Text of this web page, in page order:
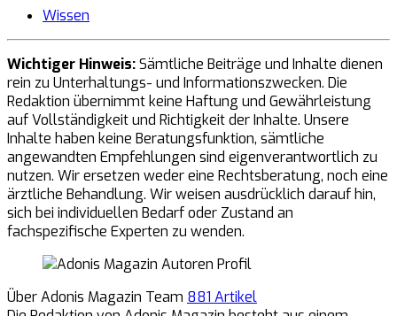
Wissen
Wichtiger Hinweis:Sämtliche Beiträge und Inhalte dienen
rein zu Unterhaltungs- und Informationszwecken. Die
Redaktion übernimmt keine Haftung und Gewährleistung
auf Vollständigkeit und Richtigkeit der Inhalte. Unsere
Inhalte haben keine Beratungsfunktion, sämtliche
angewandten Empfehlungen sind eigenverantwortlich zu
nutzen. Wir ersetzen weder eine Rechtsberatung, noch eine
ärztliche Behandlung. Wir weisen ausdrücklich darauf hin,
sich bei individuellen Bedarf oder Zustand an
fachspezifische Experten zu wenden.
Über Adonis Magazin Team 881 Artikel